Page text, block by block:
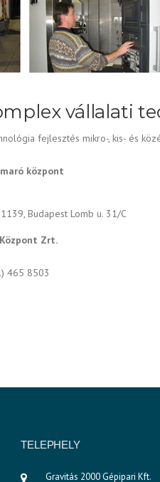
vállalati
fejlesztés mikro-, kis- és
központ
Budapest Lomb u. 31/C
Zrt.
465 8503
TELEPHELY
Gravitás 2000 Gépipari Kft.